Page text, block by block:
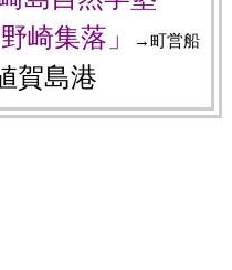
野崎集落」
→町営船
賀島港